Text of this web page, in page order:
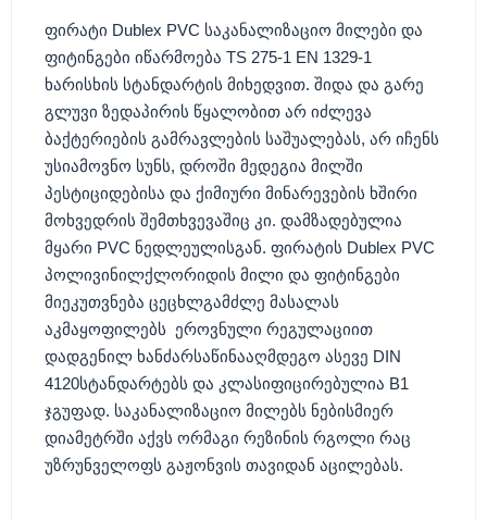
ფირატი Dublex PVC საკანალიზაციო მილები და
ფიტინგები იწარმოება TS 275-1 EN 1329-1
ხარისხის სტანდარტის მიხედვით. შიდა და გარე
გლუვი ზედაპირის წყალობით არ იძლევა
ბაქტერიების გამრავლების საშუალებას, არ იჩენს
უსიამოვნო სუნს, დროში მედეგია მილში
პესტიციდებისა და ქიმიური მინარევების ხშირი
მოხვედრის შემთხვევაშიც კი. დამზადებულია
მყარი PVC ნედლეულისგან. ფირატის Dublex PVC
პოლივინილქლორიდის მილი და ფიტინგები
მიეკუთვნება ცეცხლგამძლე მასალას
აკმაყოფილებს ეროვნული რეგულაციით
დადგენილ ხანძარსაწინააღმდეგო ასევე DIN
4120სტანდარტებს და კლასიფიცირებულია B1
ჯგუფად. საკანალიზაციო მილებს ნებისმიერ
დიამეტრში აქვს ორმაგი რეზინის რგოლი რაც
უზრუნველოფს გაჟონვის თავიდან აცილებას.